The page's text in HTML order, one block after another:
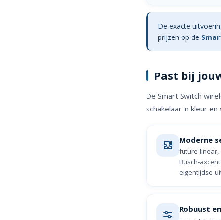
De exacte
prijzen op de
Past bij
De Smart Switch
schakelaar in kleur
Moderne
future linear,
Busch-
eigentijdse
Robuust